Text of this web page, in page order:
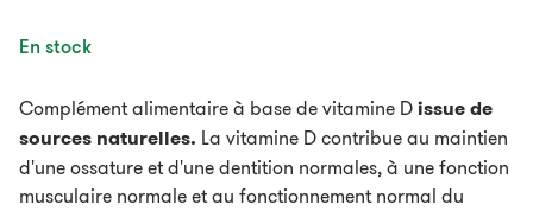
En stock
Complément alimentaire à base de vitamine D issue de
sources naturelles. La vitamine D contribue au maintien
d'une ossature et d'une dentition normales, à une fonction
musculaire normale et au fonctionnement normal du